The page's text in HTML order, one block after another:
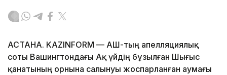
АСТАНА. KAZINFORM — АҚШ-тың апелляциялық
соты Вашингтондағы Ақ үйдің бұзылған Шығыс
қанатының орнына салынуы жоспарланған аумағы